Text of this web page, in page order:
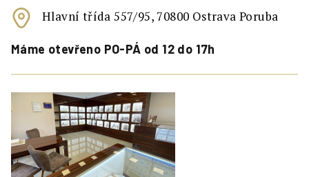
Hlavní třída 557/95, 70800 Ostrava Poruba
Máme otevřeno PO-PÁ od 12 do 17h